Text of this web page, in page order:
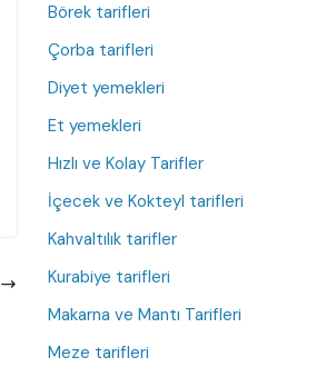
Börek tarifleri
Çorba tarifleri
Diyet yemekleri
Et yemekleri
Hızlı ve Kolay Tarifler
İçecek ve Kokteyl tarifleri
Kahvaltılık tarifler
Kurabiye tarifleri
Makarna ve Mantı Tarifleri
Meze tarifleri